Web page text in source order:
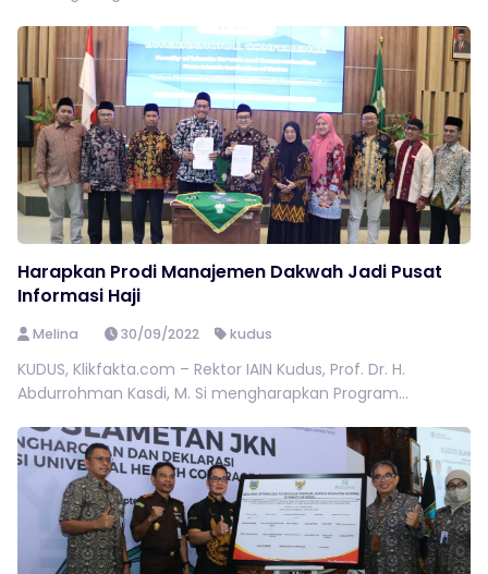
Harapkan Prodi Manajemen Dakwah Jadi Pusat
Informasi Haji
Melina 30/09/2022 kudus
KUDUS, Klikfakta.com – Rektor IAIN Kudus, Prof. Dr. H.
Abdurrohman Kasdi, M. Si mengharapkan Program...